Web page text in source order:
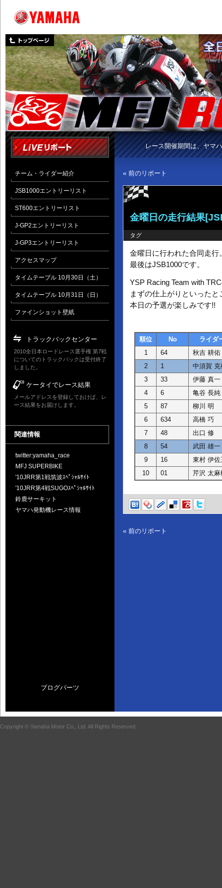
レース開催期間は、ヤマ
« 前のリポート
金曜日の走行結果
タグ
金曜日に行われた合同走行
最後はJSB1000です。
YSP Racing Team with
まずの仕上がりといった
本日の予選が楽しみです!!
順位 No
ライダ
1
64
秋吉 耕佑
2
1
中須賀 克
3
33
伊藤 真一
4
6
亀谷 長純
5
87
柳川 明
6
634
高橋 巧
7
48
出口 修
8
54
武田 雄一
9
16
東村 伊佐
10
01 芹沢 太麻
« 前のリポート
チーム・ライダー紹介
JSB1000エントリーリスト
ST600エントリーリスト
J-GP2エントリーリスト
J-GP3エントリーリスト
アクセスマップ
タイムテーブル 10月30日（土）
タイムテーブル 10月31日（日）
ファインショット壁紙
トラックバックセンター
2010全日本ロードレース選手権 第7戦
についてのトラックバックは受付終了
しました。
ケータイでレース結果
メールアドレスを登録しておけば、レ
ース結果をお届けします。
関連情報
twitter:yamaha_race
MFJ SUPERBIKE
'10JRR第1戦筑波ｽﾍﾟｼｬﾙｻｲﾄ
'10JRR第4戦SUGOｽﾍﾟｼｬﾙｻｲﾄ
鈴鹿サーキット
ヤマハ発動機レース情報
ブログパーツ
Copyright © Yamaha Motor Co., Ltd. All Rights Reserved.